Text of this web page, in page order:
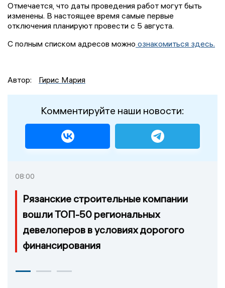
Отмечается, что даты проведения работ могут быть
изменены. В настоящее время самые первые
отключения планируют провести с 5 августа.
С полным списком адресов можно ознакомиться здесь.
Автор: Гирис Мария
Комментируйте наши новости:
08:00
Рязанские строительные компании
вошли ТОП-50 региональных
девелоперов в условиях дорогого
финансирования